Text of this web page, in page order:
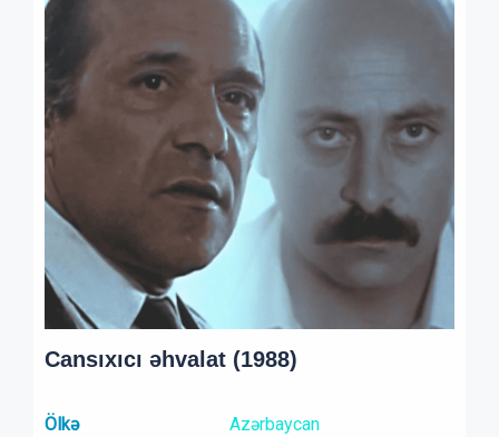
Cansıxıcı əhvalat (1988)
Ölkə
Azərbaycan